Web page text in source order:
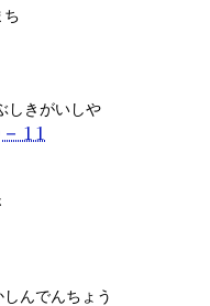
ち
しきがいしや
11
んでんちょう